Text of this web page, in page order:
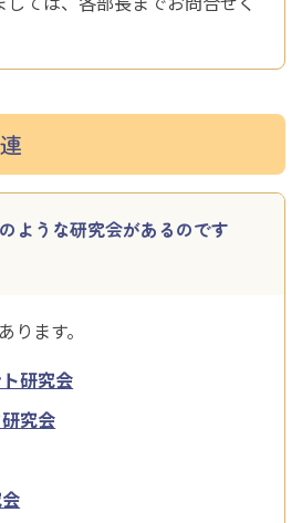
ような研究会があるのです
ります。
研究会
究会